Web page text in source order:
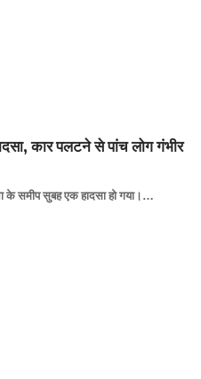
कार पलटने से पांच लोग गंभीर
समीप सुबह एक हादसा हो गया।…